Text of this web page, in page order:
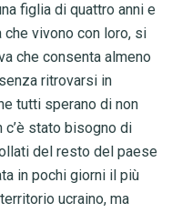
figlia di quattro anni e
che vivono con loro, si
che consenta almeno
ritrovarsi in
tutti sperano di non
c’è stato bisogno di
del resto del paese
in pochi giorni il più
ucraino, ma